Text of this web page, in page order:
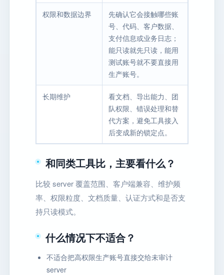
权限和数据边界
先确认它会接触哪些账
号、代码、客户数据、
支付信息或业务日志；
能只读就先只读，能用
测试账号就不要直接用
生产账号。
长期维护
看文档、导出能力、团
队权限、错误处理和替
代方案，避免工具接入
后变成新的锁定点。
和同类工具比，主要看什么？
比较 server 覆盖范围、客户端兼容、维护频
率、权限粒度、文档质量、认证方式和是否支
持只读模式。
什么情况下不适合？
不适合把高权限生产账号直接交给未审计
server